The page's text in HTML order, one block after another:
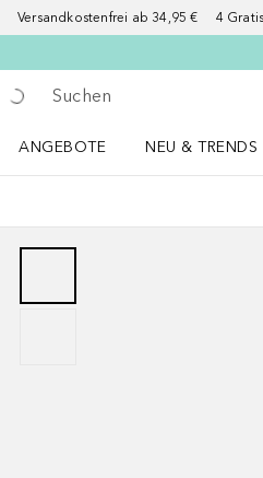
Versandkostenfrei ab 34,95 € 4
Gehe zurück
Suche ausführen
ANGEBOTE
NEU & TRENDS